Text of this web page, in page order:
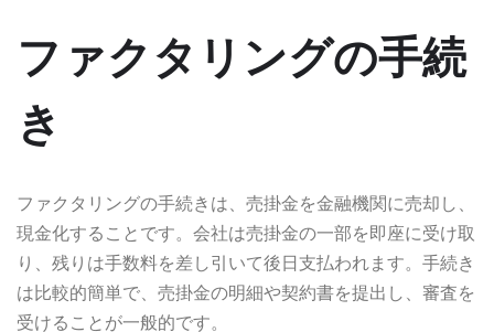
ファクタリングの手続
き
ファクタリングの手続きは、売掛金を金融機関に売却し、
現金化することです。会社は売掛金の一部を即座に受け取
り、残りは手数料を差し引いて後日支払われます。手続き
は比較的簡単で、売掛金の明細や契約書を提出し、審査を
受けることが一般的です。